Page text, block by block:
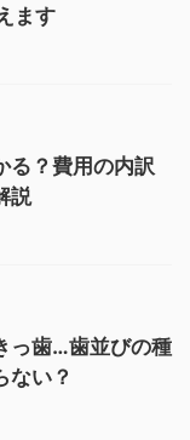
ます
る？費用の内訳
説
っ歯…歯並びの種
ない？